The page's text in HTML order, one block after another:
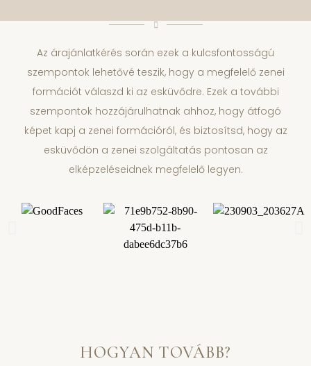
Az árajánlatkérés során ezek a kulcsfontosságú
szempontok lehetővé teszik, hogy a megfelelő zenei
formációt válaszd ki az esküvődre. Ezek a további
szempontok hozzájárulhatnak ahhoz, hogy átfogó
képet kapj a zenei formációról, és biztosítsd, hogy az
esküvődön a zenei szolgáltatás pontosan az
elképzeléseidnek megfelelő legyen.
HOGYAN TOVÁBB?